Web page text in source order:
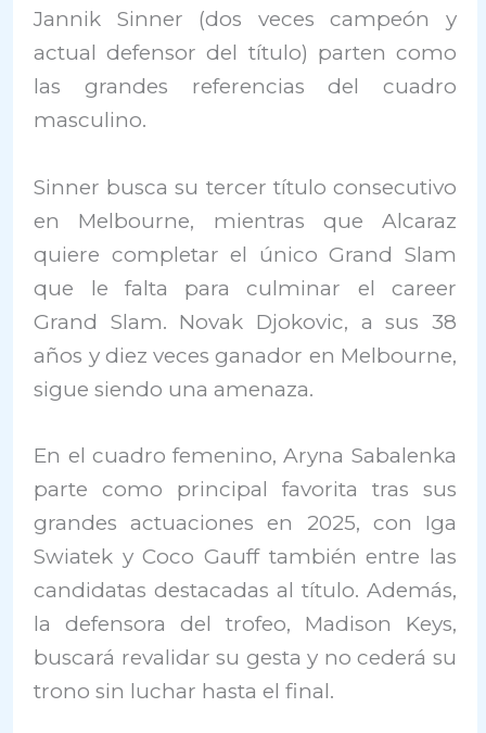
Jannik Sinner (dos veces campeón y
actual defensor del título) parten como
las grandes referencias del cuadro
masculino.
Sinner busca su tercer título consecutivo
en Melbourne, mientras que Alcaraz
quiere completar el único Grand Slam
que le falta para culminar el career
Grand Slam. Novak Djokovic, a sus 38
años y diez veces ganador en Melbourne,
sigue siendo una amenaza.
En el cuadro femenino, Aryna Sabalenka
parte como principal favorita tras sus
grandes actuaciones en 2025, con Iga
Swiatek y Coco Gauff también entre las
candidatas destacadas al título. Además,
la defensora del trofeo, Madison Keys,
buscará revalidar su gesta y no cederá su
trono sin luchar hasta el final.